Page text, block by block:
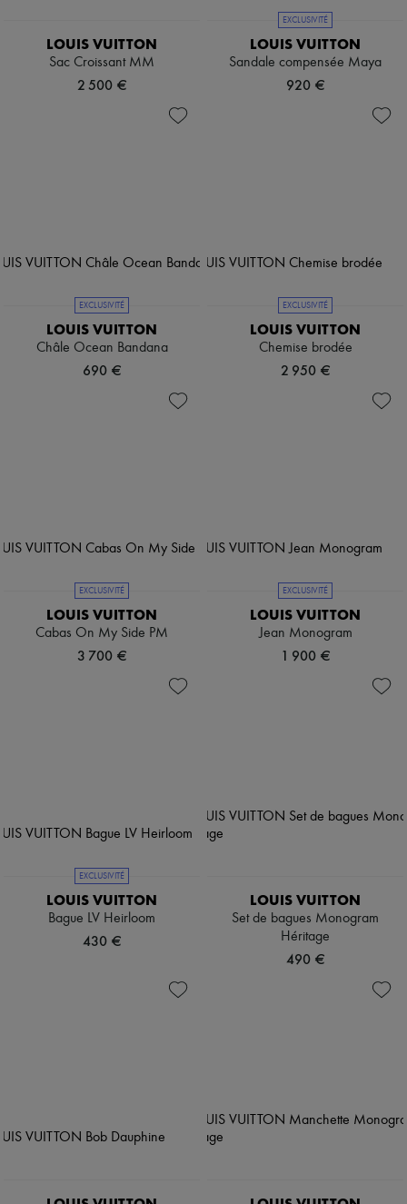
LOUIS VUITTON
Sac Croissant MM
2 500 €
EXCLUSIVITÉ
LOUIS VUITTON
Sandale compensée Maya
920 €
EXCLUSIVITÉ
LOUIS VUITTON
Châle Ocean Bandana
690 €
EXCLUSIVITÉ
LOUIS VUITTON
Chemise brodée
2 950 €
EXCLUSIVITÉ
LOUIS VUITTON
Cabas On My Side PM
3 700 €
EXCLUSIVITÉ
LOUIS VUITTON
Jean Monogram
1 900 €
EXCLUSIVITÉ
LOUIS VUITTON
Bague LV Heirloom
430 €
LOUIS VUITTON
Set de bagues Monogram
Héritage
490 €